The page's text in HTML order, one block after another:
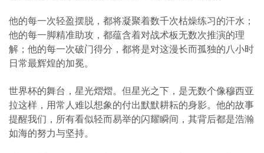
他的每一次轻盈摆脱，都将凝聚着数千次枯燥练习的汗水；
他的每一脚精准助攻，都蕴含着对战术板无数次推演的理
解；他的每一次破门得分，都将是对这漫长而孤独的八小时
日常最辉煌的加冕。
世界杯的舞台，星光熠熠。但星光之下，是无数个像穆西亚
拉这样，用常人难以想象的付出默默耕耘的身影。他的故事
提醒我们，所有看似轻而易举的闪耀瞬间，其背后都是浩瀚
如海的努力与坚持。